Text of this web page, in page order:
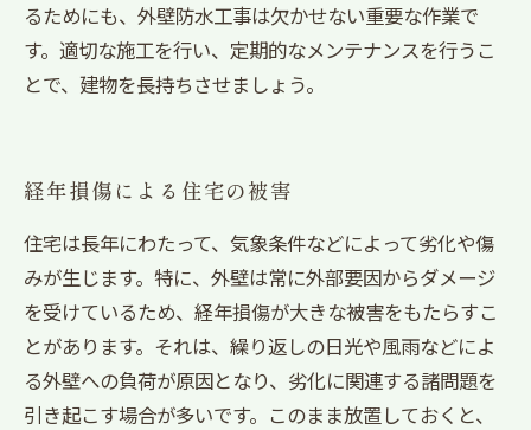
るためにも、外壁防水工事は欠かせない重要な作業で
す。適切な施工を行い、定期的なメンテナンスを行うこ
とで、建物を長持ちさせましょう。
経年損傷による住宅の被害
住宅は長年にわたって、気象条件などによって劣化や傷
みが生じます。特に、外壁は常に外部要因からダメージ
を受けているため、経年損傷が大きな被害をもたらすこ
とがあります。それは、繰り返しの日光や風雨などによ
る外壁への負荷が原因となり、劣化に関連する諸問題を
引き起こす場合が多いです。このまま放置しておくと、